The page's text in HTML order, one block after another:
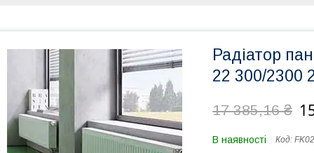
Радіатор
22 300/2300
17 385,16 ₴
В наявності Код: